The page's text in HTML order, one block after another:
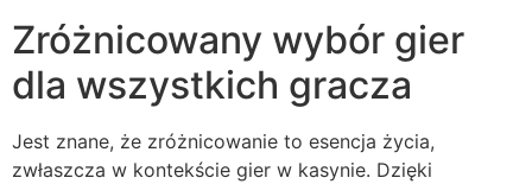
Zróżnicowany wybór gier
dla wszystkich gracza
Jest znane, że zróżnicowanie to esencja życia,
zwłaszcza w kontekście gier w kasynie. Dzięki